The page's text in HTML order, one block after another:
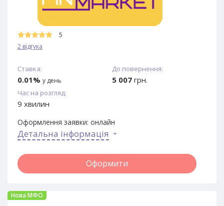
5
2 відгука
Ставка:
0.01% у день
До повернення:
5 007 грн.
Час на розгляд:
9 хвилин
Оформлення заявки: онлайн
Детальна інформація
Оформити
Нова МФО